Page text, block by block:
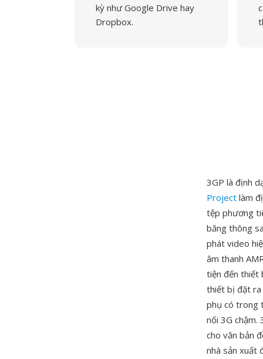
kỳ như Google Drive hay
Dropbox.
3GP là định
Project làm
tệp phương
băng thông
phát video
âm thanh
tiện đến thiết
thiết bị đặt ra
phụ có trong
nối 3G chậm.
cho văn bản
nhà sản xuất